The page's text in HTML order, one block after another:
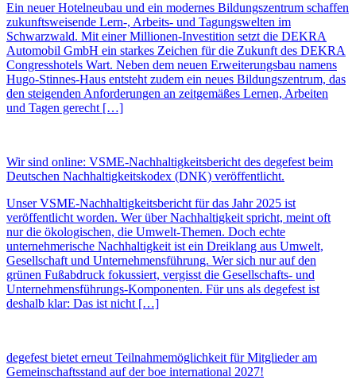
Ein neuer Hotelneubau und ein modernes Bildungszentrum schaffen
zukunftsweisende Lern-, Arbeits- und Tagungswelten im
Schwarzwald. Mit einer Millionen-Investition setzt die DEKRA
Automobil GmbH ein starkes Zeichen für die Zukunft des DEKRA
Congresshotels Wart. Neben dem neuen Erweiterungsbau namens
Hugo-Stinnes-Haus entsteht zudem ein neues Bildungszentrum, das
den steigenden Anforderungen an zeitgemäßes Lernen, Arbeiten
und Tagen gerecht […]
Wir sind online: VSME-Nachhaltigkeitsbericht des degefest beim
Deutschen Nachhaltigkeitskodex (DNK) veröffentlicht.
Unser VSME-Nachhaltigkeitsbericht für das Jahr 2025 ist
veröffentlicht worden. Wer über Nachhaltigkeit spricht, meint oft
nur die ökologischen, die Umwelt-Themen. Doch echte
unternehmerische Nachhaltigkeit ist ein Dreiklang aus Umwelt,
Gesellschaft und Unternehmensführung. Wer sich nur auf den
grünen Fußabdruck fokussiert, vergisst die Gesellschafts- und
Unternehmensführungs-Komponenten. Für uns als degefest ist
deshalb klar: Das ist nicht […]
degefest bietet erneut Teilnahmemöglichkeit für Mitglieder am
Gemeinschaftsstand auf der boe international 2027!